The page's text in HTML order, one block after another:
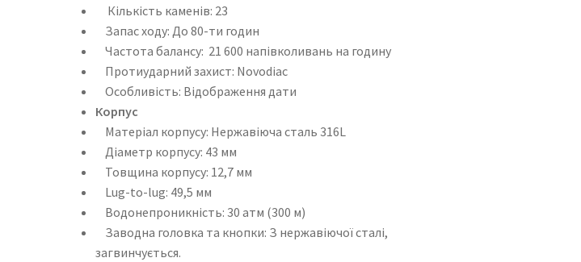
Кількість каменів: 23
Запас ходу: До 80-ти годин
Частота балансу: 21 600 напівколивань на годину
Протиударний захист: Novodiac
Особливість: Відображення дати
Корпус
Матеріал корпусу: Нержавіюча сталь 316L
Діаметр корпусу: 43 мм
Товщина корпусу: 12,7 мм
Lug-to-lug: 49,5 мм
Водонепроникність: 30 атм (300 м)
Заводна головка та кнопки: З нержавіючої сталі,
загвинчується.